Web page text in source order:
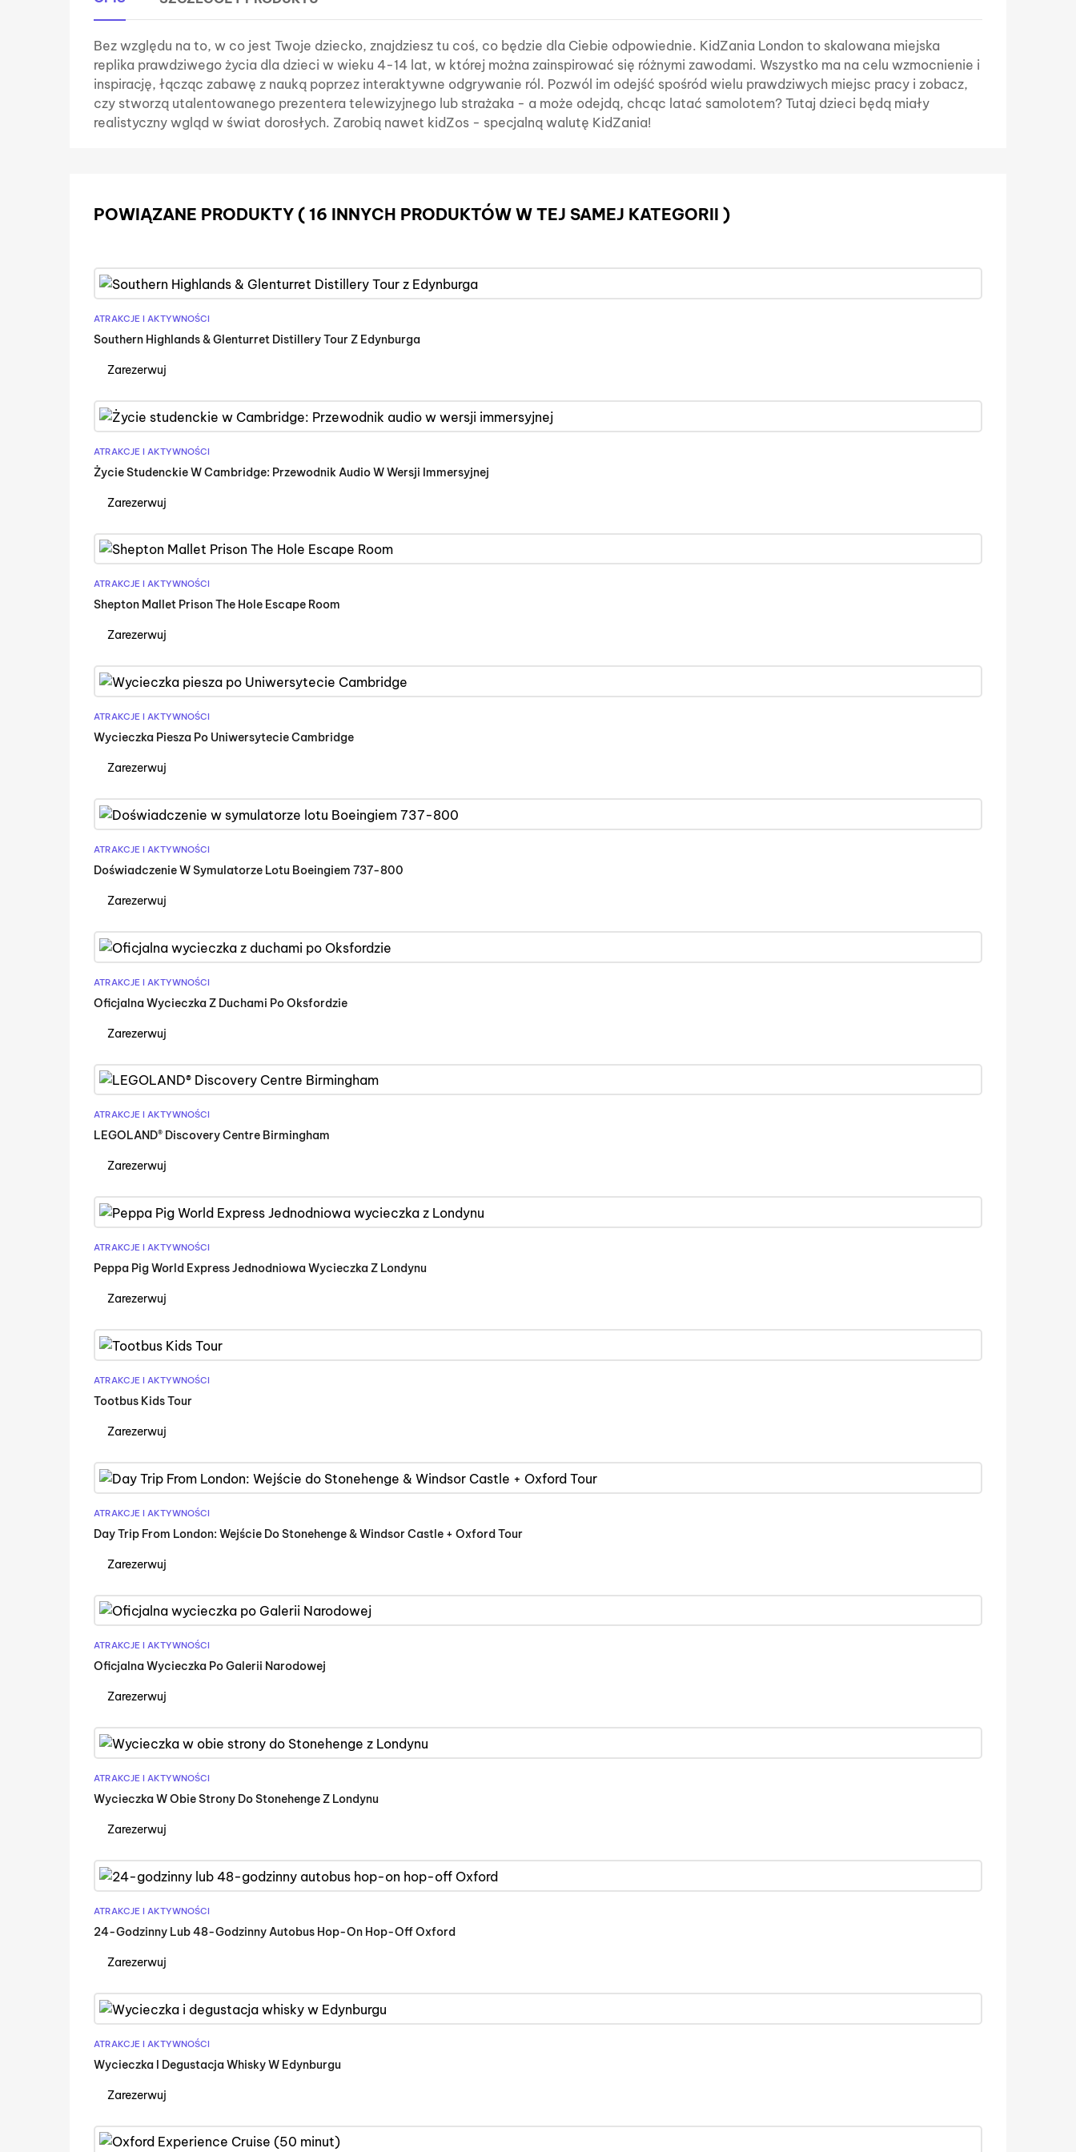
Bez względu na to, w co jest Twoje dziecko, znajdziesz tu coś, co będzie dla Ciebie odpowiednie. KidZania London to skalowana miejska
replika prawdziwego życia dla dzieci w wieku 4-14 lat, w której można zainspirować się różnymi zawodami. Wszystko ma na celu wzmocnienie i
inspirację, łącząc zabawę z nauką poprzez interaktywne odgrywanie ról. Pozwól im odejść spośród wielu prawdziwych miejsc pracy i zobacz,
czy stworzą utalentowanego prezentera telewizyjnego lub strażaka - a może odejdą, chcąc latać samolotem? Tutaj dzieci będą miały
realistyczny wgląd w świat dorosłych. Zarobią nawet kidZos - specjalną walutę KidZania!
POWIĄZANE PRODUKTY ( 16 INNYCH PRODUKTÓW W TEJ SAMEJ KATEGORII )
ATRAKCJE I AKTYWNOŚCI
Southern Highlands & Glenturret Distillery Tour Z Edynburga
Zarezerwuj
ATRAKCJE I AKTYWNOŚCI
Życie Studenckie W Cambridge: Przewodnik Audio W Wersji Immersyjnej
Zarezerwuj
ATRAKCJE I AKTYWNOŚCI
Shepton Mallet Prison The Hole Escape Room
Zarezerwuj
ATRAKCJE I AKTYWNOŚCI
Wycieczka Piesza Po Uniwersytecie Cambridge
Zarezerwuj
ATRAKCJE I AKTYWNOŚCI
Doświadczenie W Symulatorze Lotu Boeingiem 737-800
Zarezerwuj
ATRAKCJE I AKTYWNOŚCI
Oficjalna Wycieczka Z Duchami Po Oksfordzie
Zarezerwuj
ATRAKCJE I AKTYWNOŚCI
LEGOLAND® Discovery Centre Birmingham
Zarezerwuj
ATRAKCJE I AKTYWNOŚCI
Peppa Pig World Express Jednodniowa Wycieczka Z Londynu
Zarezerwuj
ATRAKCJE I AKTYWNOŚCI
Tootbus Kids Tour
Zarezerwuj
ATRAKCJE I AKTYWNOŚCI
Day Trip From London: Wejście Do Stonehenge & Windsor Castle + Oxford Tour
Zarezerwuj
ATRAKCJE I AKTYWNOŚCI
Oficjalna Wycieczka Po Galerii Narodowej
Zarezerwuj
ATRAKCJE I AKTYWNOŚCI
Wycieczka W Obie Strony Do Stonehenge Z Londynu
Zarezerwuj
ATRAKCJE I AKTYWNOŚCI
24-Godzinny Lub 48-Godzinny Autobus Hop-On Hop-Off Oxford
Zarezerwuj
ATRAKCJE I AKTYWNOŚCI
Wycieczka I Degustacja Whisky W Edynburgu
Zarezerwuj